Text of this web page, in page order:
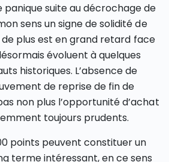
panique suite au décrochage de
sens un signe de solidité de
de plus est en grand retard face
évoluent à quelques
historiques. L’absence de
de reprise de fin de
non plus l’opportunité d’achat
toujours prudents.
points peuvent constituer un
terme intéressant, en ce sens